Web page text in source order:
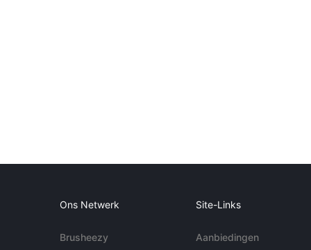
Ons Netwerk
Brusheezy
Site-Links
Aanbiedingen